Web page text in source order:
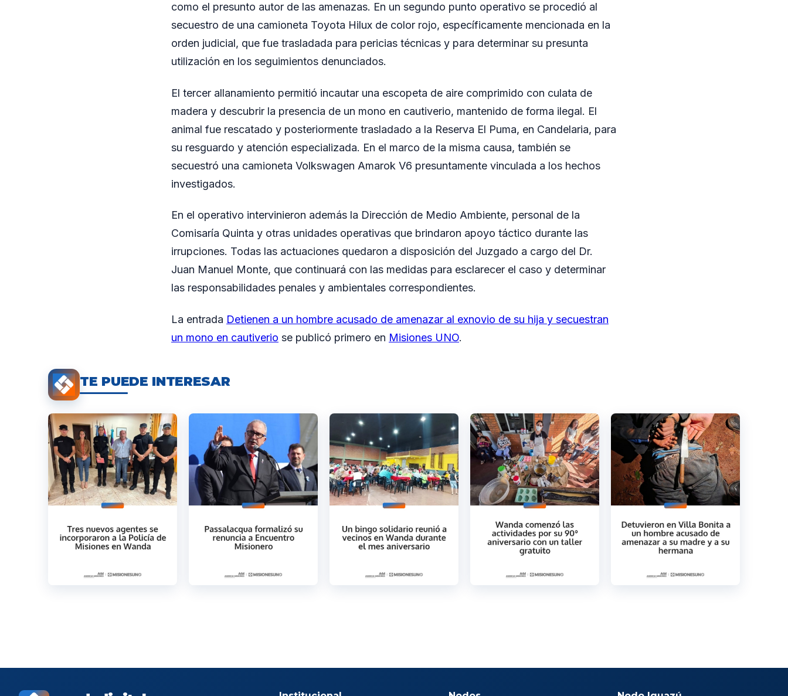
como el presunto autor de las amenazas. En un segundo punto operativo se procedió al
secuestro de una camioneta Toyota Hilux de color rojo, específicamente mencionada en la
orden judicial, que fue trasladada para pericias técnicas y para determinar su presunta
utilización en los seguimientos denunciados.
El tercer allanamiento permitió incautar una escopeta de aire comprimido con culata de
madera y descubrir la presencia de un mono en cautiverio, mantenido de forma ilegal. El
animal fue rescatado y posteriormente trasladado a la Reserva El Puma, en Candelaria, para
su resguardo y atención especializada. En el marco de la misma causa, también se
secuestró una camioneta Volkswagen Amarok V6 presuntamente vinculada a los hechos
investigados.
En el operativo intervinieron además la Dirección de Medio Ambiente, personal de la
Comisaría Quinta y otras unidades operativas que brindaron apoyo táctico durante las
irrupciones. Todas las actuaciones quedaron a disposición del Juzgado a cargo del Dr.
Juan Manuel Monte, que continuará con las medidas para esclarecer el caso y determinar
las responsabilidades penales y ambientales correspondientes.
La entrada Detienen a un hombre acusado de amenazar al exnovio de su hija y secuestran
un mono en cautiverio se publicó primero en Misiones UNO.
TE PUEDE INTERESAR